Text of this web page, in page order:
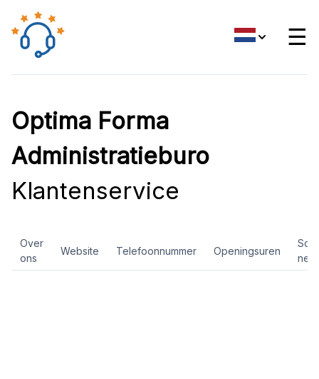
☰
Optima Forma
Administratieburo
Klantenservice
Over
ons
Website Telefoonnummer Openingsuren